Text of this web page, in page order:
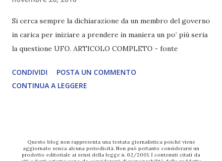
Si cerca sempre la dichiarazione da un membro del governo
in carica per iniziare a prendere in maniera un po’ più seria
la questione UFO. ARTICOLO COMPLETO - fonte
CONDIVIDI
POSTA UN COMMENTO
CONTINUA A LEGGERE
Questo blog non rappresenta una testata giornalistica poiché viene
aggiornato senza alcuna periodicità. Non può pertanto considerarsi un
prodotto editoriale ai sensi della legge n. 62/2001. I contenuti citati da